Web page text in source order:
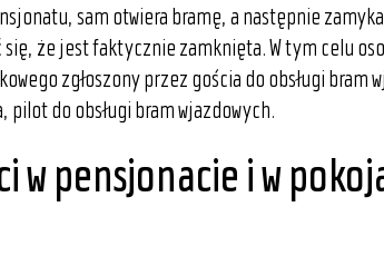
sam otwiera bramę, a następnie zamyka
że jest faktycznie zamknięta. W tym celu
zgłoszony przez gościa do obsługi bram
do obsługi bram wjazdowych.
w pensjonacie i w